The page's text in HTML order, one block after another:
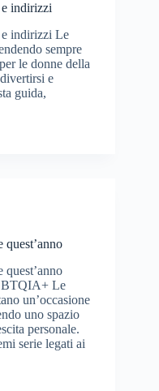
e indirizzi
e indirizzi Le
sempre
le donne della
e
guida,
Le
un’occasione
uno spazio
personale.
serie legati ai